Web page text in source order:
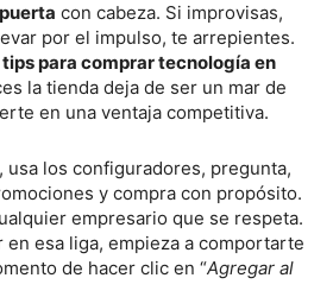
con cabeza. Si improvisas,
por el impulso, te arrepientes.
tips para comprar tecnología en
la tienda deja de ser un mar de
en una ventaja competitiva.
usa los configuradores, pregunta,
y compra con propósito.
empresario que se respeta.
en esa liga, empieza a comportarte
de hacer clic en “Agregar al